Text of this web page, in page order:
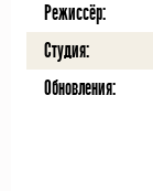
Режиссёр:
Студия:
Обновления: